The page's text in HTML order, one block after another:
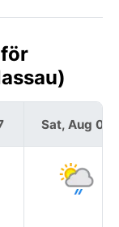
Sat, Aug 08